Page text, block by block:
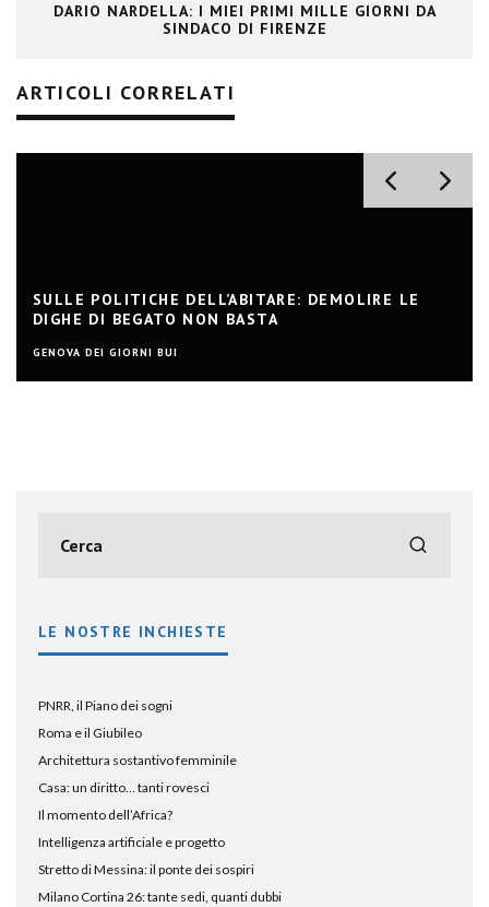
DARIO NARDELLA: I MIEI PRIMI MILLE GIORNI DA
SINDACO DI FIRENZE
ARTICOLI CORRELATI
SULLE POLITICHE DELL’ABITARE: DEMOLIRE LE
DIGHE DI BEGATO NON BASTA
GENOVA DEI GIORNI BUI
LE NOSTRE INCHIESTE
PNRR, il Piano dei sogni
Roma e il Giubileo
Architettura sostantivo femminile
Casa: un diritto… tanti rovesci
Il momento dell’Africa?
Intelligenza artificiale e progetto
Stretto di Messina: il ponte dei sospiri
Milano Cortina 26: tante sedi, quanti dubbi